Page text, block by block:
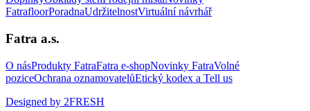
FatrafloorPoradnaUdržitelnostVirtuální návrhář
Fatra a.s.
O násProdukty FatraFatra e-shopNovinky FatraVolné
poziceOchrana oznamovatelůEtický kodex a Tell us
Designed by 2FRESH